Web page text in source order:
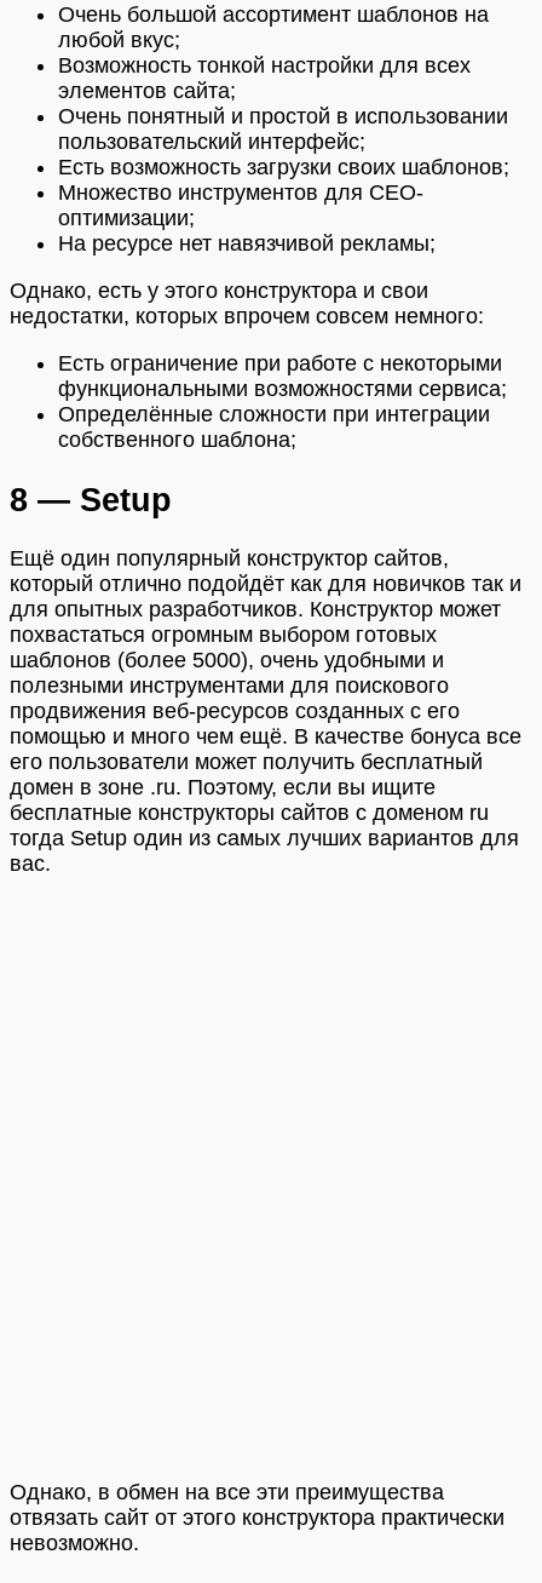
Очень большой ассортимент шаблонов на
любой вкус;
Возможность тонкой настройки для всех
элементов сайта;
Очень понятный и простой в использовании
пользовательский интерфейс;
Есть возможность загрузки своих шаблонов;
Множество инструментов для СЕО-
оптимизации;
На ресурсе нет навязчивой рекламы;
Однако, есть у этого конструктора и свои
недостатки, которых впрочем совсем немного:
Есть ограничение при работе с некоторыми
функциональными возможностями сервиса;
Определённые сложности при интеграции
собственного шаблона;
8 — Setup
Ещё один популярный конструктор сайтов,
который отлично подойдёт как для новичков так и
для опытных разработчиков. Конструктор может
похвастаться огромным выбором готовых
шаблонов (более 5000), очень удобными и
полезными инструментами для поискового
продвижения веб-ресурсов созданных с его
помощью и много чем ещё. В качестве бонуса все
его пользователи может получить бесплатный
домен в зоне .ru. Поэтому, если вы ищите
бесплатные конструкторы сайтов с доменом ru
тогда Setup один из самых лучших вариантов для
вас.
Однако, в обмен на все эти преимущества
отвязать сайт от этого конструктора практически
невозможно.